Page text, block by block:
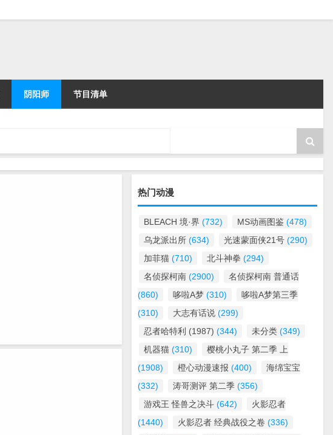
阴阳师 节目清单
热门动漫
BLEACH 境·界 (732) MS动画图鉴 (478)
乌龙派出所 (634) 光速蒙面侠21号 (290)
加菲猫 (710) 北斗神拳 (294)
名侦探柯南 (2900)
名侦探柯南 普通话
(860)
哆啦A梦 (310)
哆啦A梦第三季
(310)
大志有话说 (299)
忍者哈特利 (1987) (344) 未分类 (349)
机器猫 (310)
樱桃小丸子 第二季 上
(1908)
橙心动漫速报 (400)
海绵宝宝
(332)
涛哥测评 第二季 (356)
游戏王 怪兽之决斗 (642)
火影忍者
(1440)
火影忍者 经典战役之卷 (336)